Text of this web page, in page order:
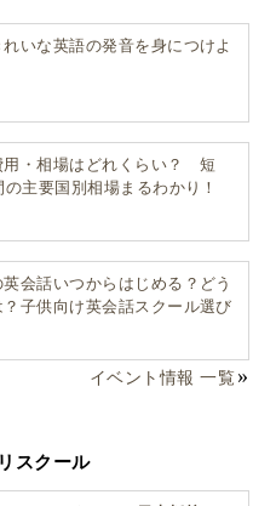
いな英語の発音を身につけよ
用・相場はどれくらい？ 短
主要国別相場まるわかり！
英会話いつからはじめる？どう
子供向け英会話スクール選び
イベント情報 一覧
スクール